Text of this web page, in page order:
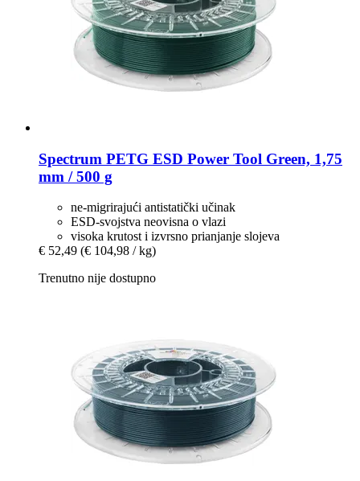
Spectrum PETG ESD Power Tool Green, 1,75
mm / 500 g
ne-migrirajući antistatički učinak
ESD-svojstva neovisna o vlazi
visoka krutost i izvrsno prianjanje slojeva
€ 52,49 (€ 104,98 / kg)
Trenutno nije dostupno